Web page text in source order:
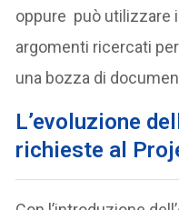
oppure può utilizzare
argomenti ricercati
una bozza di
L’evoluzione
richieste al